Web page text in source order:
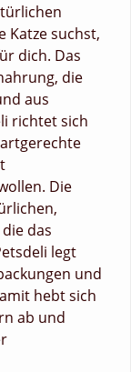
Katze suchst,
dich. Das
die
aus
richtet sich
Die
das
legt
und
hebt sich
ab und